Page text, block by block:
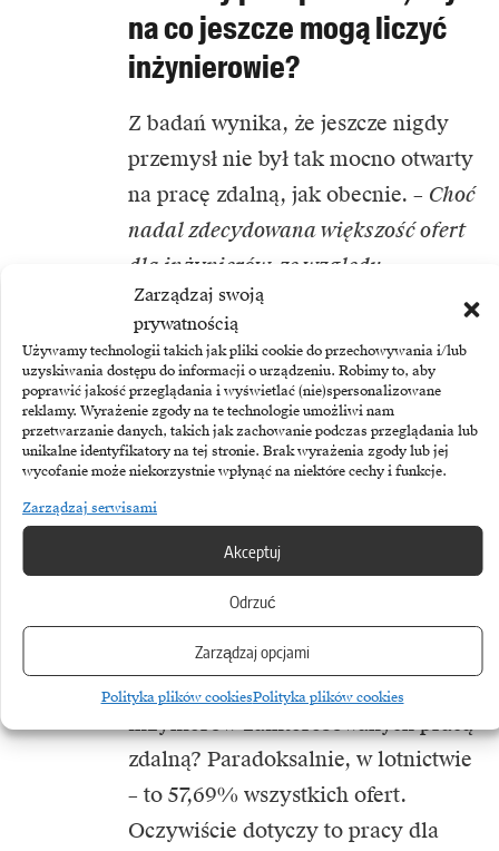
Zarządzaj swoją
prywatnością
Używamy technologii takich jak pliki cookie do przechowywania i/lub
uzyskiwania dostępu do informacji o urządzeniu. Robimy to, aby
poprawić jakość przeglądania i wyświetlać (nie)spersonalizowane
reklamy. Wyrażenie zgody na te technologie umożliwi nam
przetwarzanie danych, takich jak zachowanie podczas przeglądania lub
unikalne identyfikatory na tej stronie. Brak wyrażenia zgody lub jej
wycofanie może niekorzystnie wpłynąć na niektóre cechy i funkcje.
Zarządzaj serwisami
Akceptuj
Odrzuć
Zarządzaj opcjami
Polityka plików cookiesPolityka plików cookies
na co jeszcze mogą liczyć
inżynierowie?
Z badań wynika, że jeszcze nigdy
przemysł nie był tak mocno otwarty
na pracę zdalną, jak obecnie. – Choć
nadal zdecydowana większość ofert
dla inżynierów, ze względu
na specyfikę ich pracy, wymaga
obecności w firmie, to 2021 rok
zamknęliśmy z rekordowym, 20-
procentowym wzrostem zapytań
pracodawców o kandydatów
zainteresowanych pracą w systemie
zdalnym. Dotyczyło to głównie
programistów oraz konstruktorów
Szpikowski.
Gdzie jest najwięcej ofert pracy dla
zdalną? Paradoksalnie, w lotnictwie
– to 57,69% wszystkich ofert.
Oczywiście dotyczy to pracy dla